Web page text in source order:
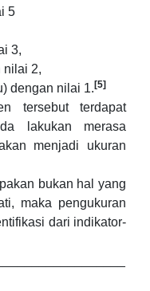
5
3,
nilai 2,
dengan nilai 1. [5]
tersebut terdapat
lakukan merasa
menjadi ukuran
bukan hal yang
maka pengukuran
dari indikator-